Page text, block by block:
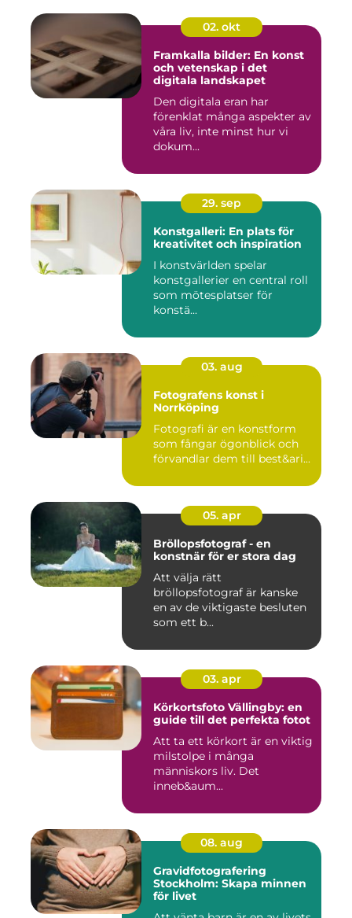
02. okt
Framkalla bilder: En konst
och vetenskap i det
digitala landskapet
Den digitala eran har
förenklat många aspekter av
våra liv, inte minst hur vi
dokum...
29. sep
Konstgalleri: En plats för
kreativitet och inspiration
I konstvärlden spelar
konstgallerier en central roll
som mötesplatser för
konstä...
03. aug
Fotografens konst i
Norrköping
Fotografi är en konstform
som fångar ögonblick och
förvandlar dem till best&ari...
05. apr
Bröllopsfotograf - en
konstnär för er stora dag
Att välja rätt
bröllopsfotograf är kanske
en av de viktigaste besluten
som ett b...
03. apr
Körkortsfoto Vällingby: en
guide till det perfekta fotot
Att ta ett körkort är en viktig
milstolpe i många
människors liv. Det
inneb&aum...
08. aug
Gravidfotografering
Stockholm: Skapa minnen
för livet